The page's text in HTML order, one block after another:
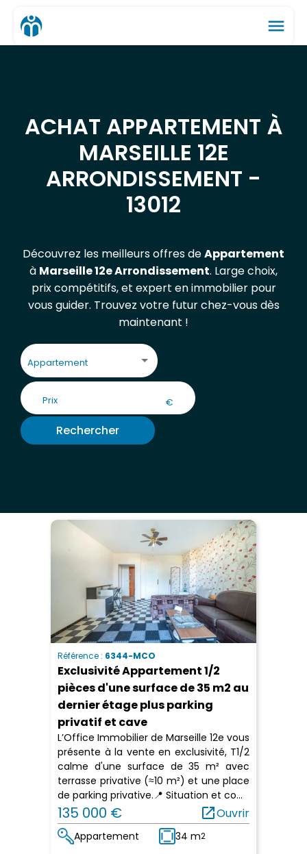
menu
ACHAT APPARTEMENT À
MARSEILLE 12E
ARRONDISSEMENT -
13012
Découvrez les meilleurs offres deAppartement
à Marseille 12e Arrondissement. Large choix,
prix compétitifs, et expert en immobilier pour
vous guider. Trouvez votre futur chez-vous dès
maintenant !
Appartement
€
Rechercher
Référence : 6344-MCO
Exclusivité Appartement 1/2
pièces d'une surface de 35 m2 au
dernier étage plus parking
privatif et cave
L’Office Immobilier de Marseille 12e vous
présente à la vente en exclusivité, T1/2
calme d'une surface de 35 m² avec
terrasse privative (≈10 m²) et une place
de parking privative.📍 Situation et co...
135 000 € open_in_newOuvrir
Appartement 34 m2